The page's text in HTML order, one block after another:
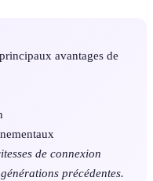
avantages de
de connexion
précédentes.